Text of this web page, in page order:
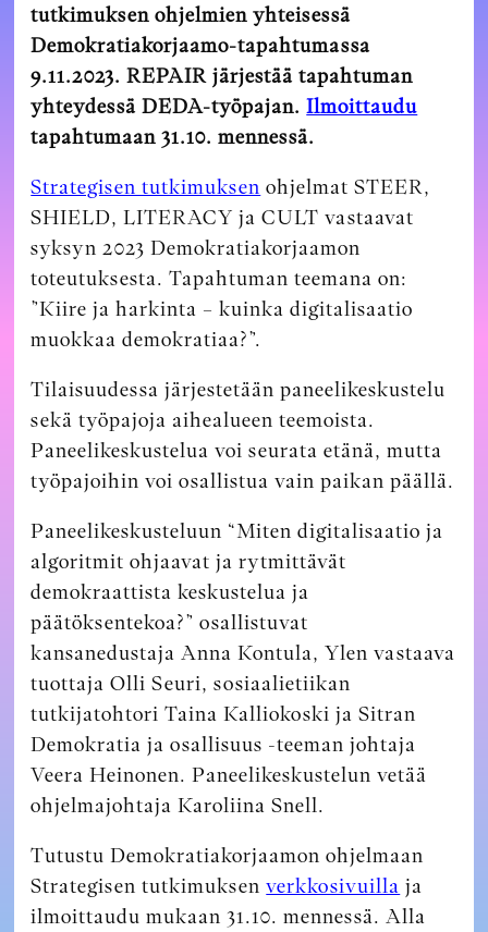
tutkimuksen ohjelmien yhteisessä
Demokratiakorjaamo-tapahtumassa
9.11.2023. REPAIR järjestää tapahtuman
yhteydessä DEDA-työpajan.Ilmoittaudu
tapahtumaan 31.10. mennessä.
Strategisen tutkimuksen ohjelmat STEER,
SHIELD, LITERACY ja CULT vastaavat
syksyn 2023 Demokratiakorjaamon
toteutuksesta. Tapahtuman teemana on:
”Kiire ja harkinta – kuinka digitalisaatio
muokkaa demokratiaa?”.
Tilaisuudessa järjestetään paneelikeskustelu
sekä työpajoja aihealueen teemoista.
Paneelikeskustelua voi seurata etänä, mutta
työpajoihin voi osallistua vain paikan päällä.
Paneelikeskusteluun “Miten digitalisaatio ja
algoritmit ohjaavat ja rytmittävät
demokraattista keskustelua ja
päätöksentekoa?” osallistuvat
kansanedustaja Anna Kontula, Ylen vastaava
tuottaja Olli Seuri, sosiaalietiikan
tutkijatohtori Taina Kalliokoski ja Sitran
Demokratia ja osallisuus -teeman johtaja
Veera Heinonen. Paneelikeskustelun vetää
ohjelmajohtaja Karoliina Snell.
Tutustu Demokratiakorjaamon ohjelmaan
Strategisen tutkimuksenverkkosivuilla ja
ilmoittaudu mukaan 31.10. mennessä. Alla